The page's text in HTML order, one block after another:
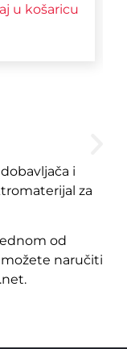
u košaricu
i
za
od
možete naručiti